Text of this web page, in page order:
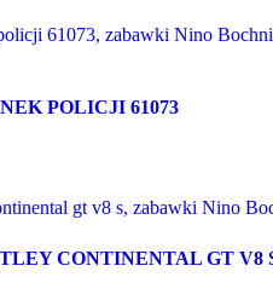
POLICJI 61073
CONTINENTAL GT V8